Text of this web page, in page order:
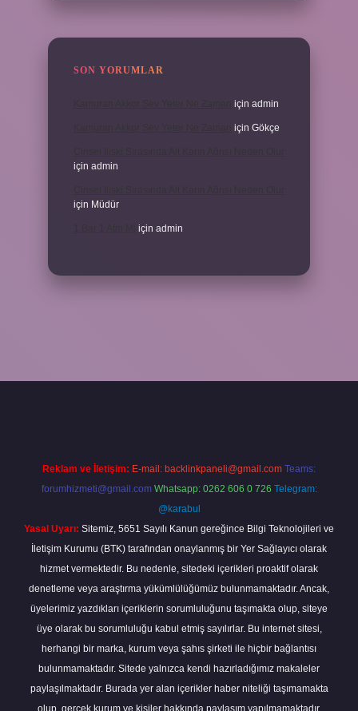
SON YORUMLAR
için admin
için Gökçe
için admin
için Müdür
için admin
Reklam ve İletişim: E-mail: backlinkpaneli@gmail.com Teams:
forumhizmeti@gmail.com Whatsapp: 0262 606 0 726 Telegram:
@karabul
Yasal Uyarı: Sitemiz, 5651 Sayılı Kanun gereğince Bilgi Teknolojileri ve
İletişim Kurumu (BTK) tarafından onaylanmış bir Yer Sağlayıcı olarak
hizmet vermektedir. Bu nedenle, sitedeki içerikleri proaktif olarak
denetleme veya araştırma yükümlülüğümüz bulunmamaktadır. Ancak,
üyelerimiz yazdıkları içeriklerin sorumluluğunu taşımakta olup, siteye
üye olarak bu sorumluluğu kabul etmiş sayılırlar. Bu internet sitesi,
herhangi bir marka, kurum veya şahıs şirketi ile hiçbir bağlantısı
bulunmamaktadır. Sitede yalnızca kendi hazırladığımız makaleler
paylaşılmaktadır. Burada yer alan içerikler haber niteliği taşımamakta
olup, gerçek kurum ve kişiler hakkında paylaşım yapılmamaktadır.